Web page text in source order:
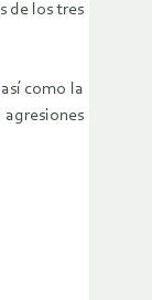
de los tres
como la